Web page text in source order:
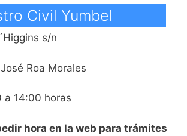
Civil Yumbel
s/n
Roa Morales
a 14:00 horas
hora en la web para trámites